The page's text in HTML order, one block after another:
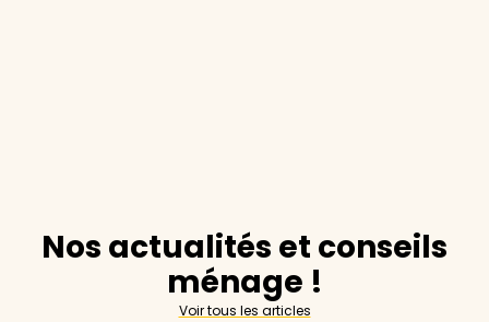
Nos actualités et conseils
ménage !
Voir tous les articles